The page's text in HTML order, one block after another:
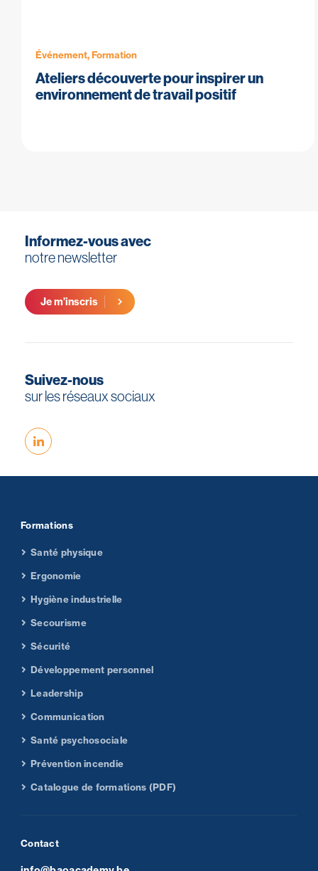
Événement, Formation
Ateliers découverte pour inspirer un
environnement de travail positif
Informez-vous avec
notre newsletter
Je m’inscris
Suivez-nous
sur les réseaux sociaux
Formations
Santé physique
Ergonomie
Hygiène industrielle
Secourisme
Sécurité
Développement personnel
Leadership
Communication
Santé psychosociale
Prévention incendie
Catalogue de formations (PDF)
Contact